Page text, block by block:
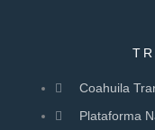
Coahuila
Plataforma